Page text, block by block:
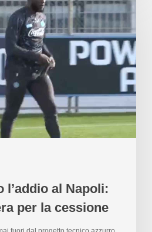
l’addio al Napoli:
per la cessione